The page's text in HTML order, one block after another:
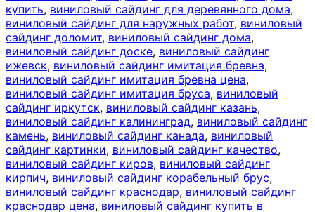
купить, виниловый сайдинг для деревянного дома,
виниловый сайдинг для наружных работ, виниловый
сайдинг доломит, виниловый сайдинг дома,
виниловый сайдинг доске, виниловый сайдинг
ижевск, виниловый сайдинг имитация бревна,
виниловый сайдинг имитация бревна цена,
виниловый сайдинг имитация бруса, виниловый
сайдинг иркутск, виниловый сайдинг казань,
виниловый сайдинг калининград, виниловый сайдинг
камень, виниловый сайдинг канада, виниловый
сайдинг картинки, виниловый сайдинг качество,
виниловый сайдинг киров, виниловый сайдинг
кирпич, виниловый сайдинг корабельный брус,
виниловый сайдинг краснодар, виниловый сайдинг
краснодар цена, виниловый сайдинг купить в